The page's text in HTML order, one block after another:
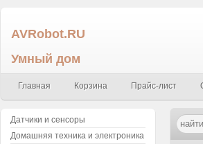
AVRobot.RU
Умный дом
Главная Корзина Прайс-лист
Датчики и сенсоры
Домашняя техника и электроника